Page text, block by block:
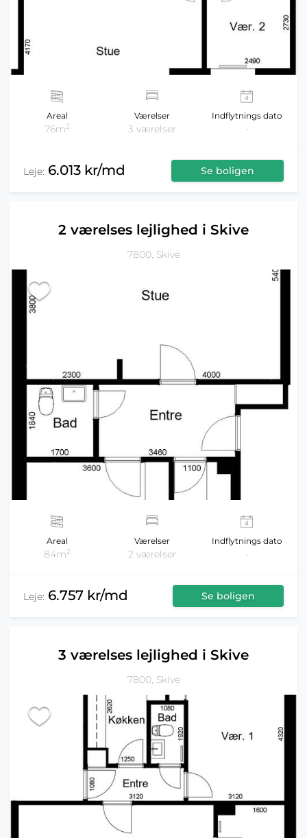
Areal
76m2
Værelser
3 værelser
Indflytnings dato
-
Leje: 6.013 kr/md Se boligen
2 værelses lejlighed i Skive
7800, Skive
Areal
84m2
Værelser
2 værelser
Indflytnings dato
-
Leje: 6.757 kr/md Se boligen
3 værelses lejlighed i Skive
7800, Skive